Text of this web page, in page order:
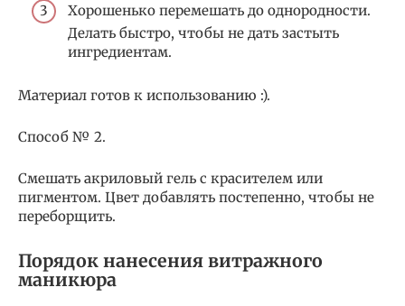
Хорошенько перемешать до однородности.
Делать быстро, чтобы не дать застыть
ингредиентам.
Материал готов к использованию :).
Способ № 2.
Смешать акриловый гель с красителем или
пигментом. Цвет добавлять постепенно, чтобы не
переборщить.
Порядок нанесения витражного
маникюра